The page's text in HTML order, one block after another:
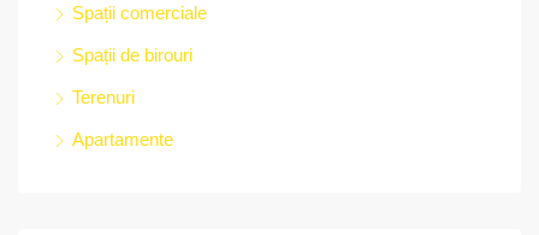
Spații comerciale
Spații de birouri
Terenuri
Apartamente